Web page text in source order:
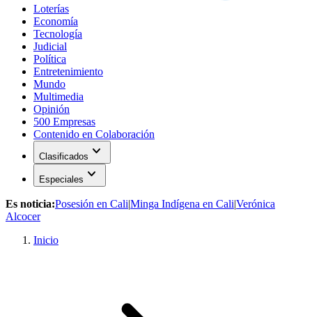
Loterías
Economía
Tecnología
Judicial
Política
Entretenimiento
Mundo
Multimedia
Opinión
500 Empresas
Contenido en Colaboración
Clasificados expand_more
Especiales expand_more
Es noticia:Posesión en Cali|Minga Indígena en Cali|Verónica
Alcocer
Inicio